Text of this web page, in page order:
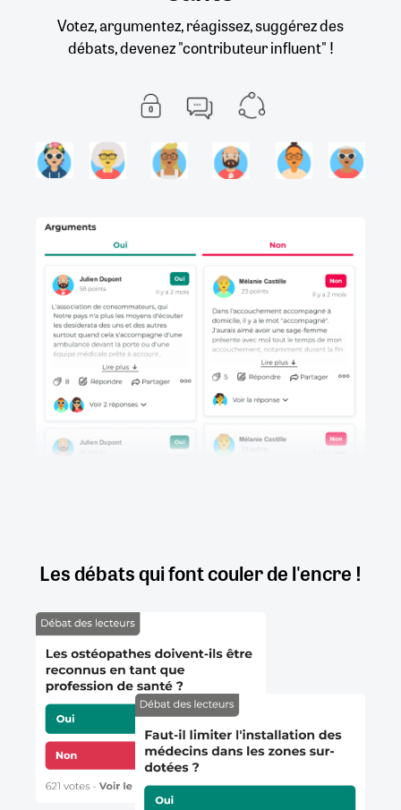
Votez, argumentez, réagissez, suggérez des
débats, devenez "contributeur influent" !
Les débats qui font couler de l'encre !